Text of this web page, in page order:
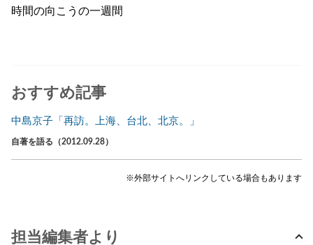
時間の向こうの一週間
おすすめ記事
中島京子「再訪。上海、台北、北京。」
自著を語る（2012.09.28）
※外部サイトへリンクしている場合もあります
担当編集者より